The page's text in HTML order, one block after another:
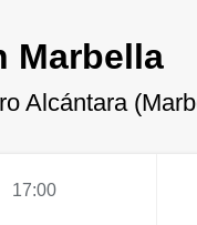
Marbella
Alcántara
17:00